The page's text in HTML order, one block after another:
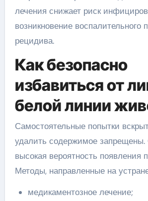
лечения снижает риск
возникновение воспалительного
рецидива.
Как безопасно
избавиться от
белой линии
Самостоятельные попытки
удалить содержимое запрещены.
высокая вероятность появления
Методы, направленные на
медикаментозное лечение;